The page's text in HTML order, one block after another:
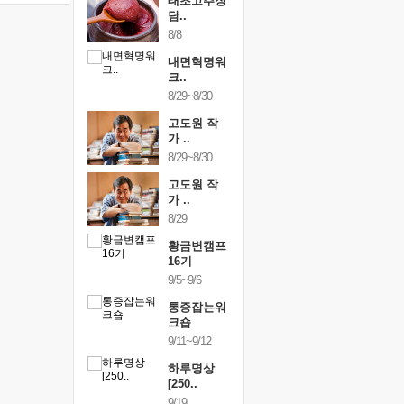
담..
8/8
내면혁명워
크..
8/29~8/30
고도원 작
가 ..
8/29~8/30
고도원 작
가 ..
8/29
황금변캠프
16기
9/5~9/6
통증잡는워
크숍
9/11~9/12
하루명상
[250..